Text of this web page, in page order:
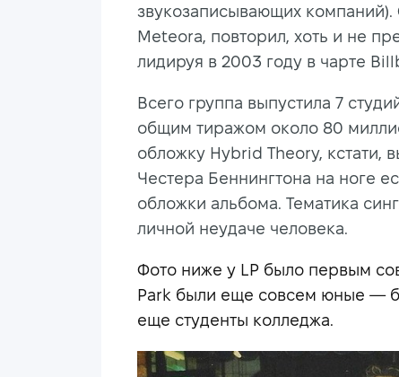
звукозаписывающих
Meteora, повторил, хоть и не
лидируя в 2003 году в чарте
Всего группа выпустила 7
общим тиражом около 80
обложку Hybrid Theory,
Честера Беннингтона на ноге
обложки альбома. Тематика
личной неудаче человека.
Фото ниже у LP было первым
Park были еще совсем юные —
еще студенты колледжа.